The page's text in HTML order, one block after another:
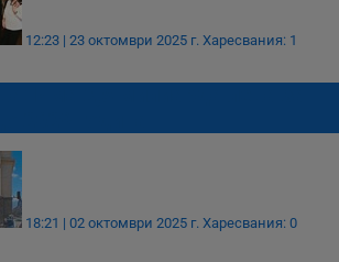
12:23 | 23 октомври 2025 г. Харесвания: 1
18:21 | 02 октомври 2025 г. Харесвания: 0